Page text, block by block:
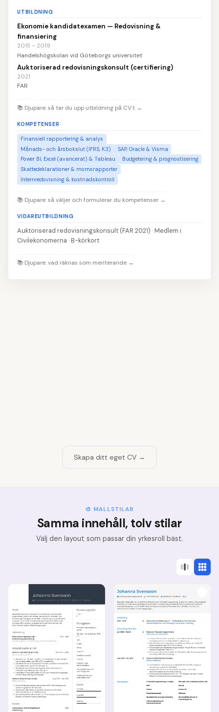
UTBILDNING
Ekonomie kandidatexamen — Redovisning &
finansiering
2015 – 2019
Handelshögskolan vid Göteborgs universitet
Auktoriserad redovisningskonsult (certifiering)
2021
FAR
📚 Djupare: så tar du upp utbildning på CV:t →
KOMPETENSER
Finansiell rapportering & analys
Månads- och årsbokslut (IFRS, K3)
SAP, Oracle & Visma
Power BI, Excel (avancerat) & Tableau
Budgetering & prognostisering
Skattedeklarationer & momsrapporter
Internredovisning & kostnadskontroll
📚 Djupare: så väljer och formulerar du kompetenser →
VIDAREUTBILDNING
Auktoriserad redovisningskonsult (FAR 2021) · Medlem i
Civilekonomerna · B-körkort
📚 Djupare: vad räknas som meriterande →
Skapa ditt eget CV →
🎨 MALLSTILAR
Samma innehåll, tolv stilar
Välj den layout som passar din yrkesroll bäst.